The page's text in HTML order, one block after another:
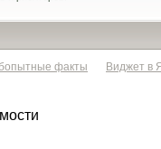
факты Виджет в